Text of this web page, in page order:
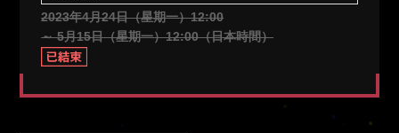
2023年4月24日（星期一）12:00
～ 5月15日（星期一）12:00（日本時間）